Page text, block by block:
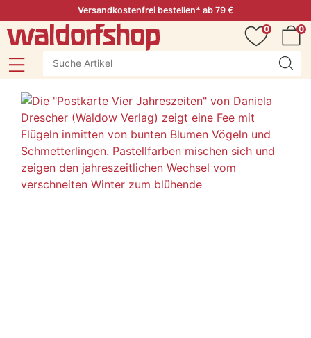
Versandkostenfrei bestellen* ab 79 €
0
0